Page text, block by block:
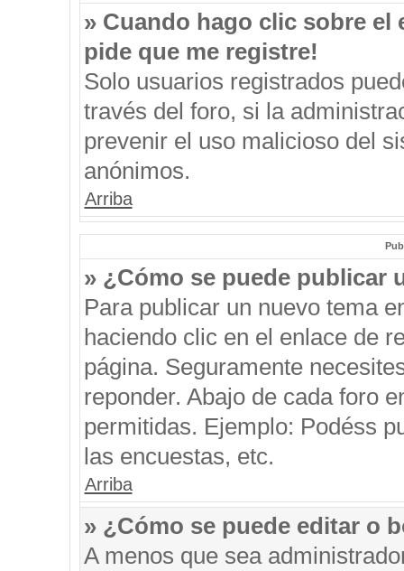
» Cuando hago clic sobre el
pide que me registre!
Solo usuarios registrados
través del foro, si la
prevenir el uso malicioso del
anónimos.
Arriba
» ¿Cómo se puede publicar
Para publicar un nuevo tema
haciendo clic en el enlace de
página. Seguramente
reponder. Abajo de cada foro
permitidas. Ejemplo: Podéss
las encuestas, etc.
Arriba
» ¿Cómo se puede editar o
A menos que sea